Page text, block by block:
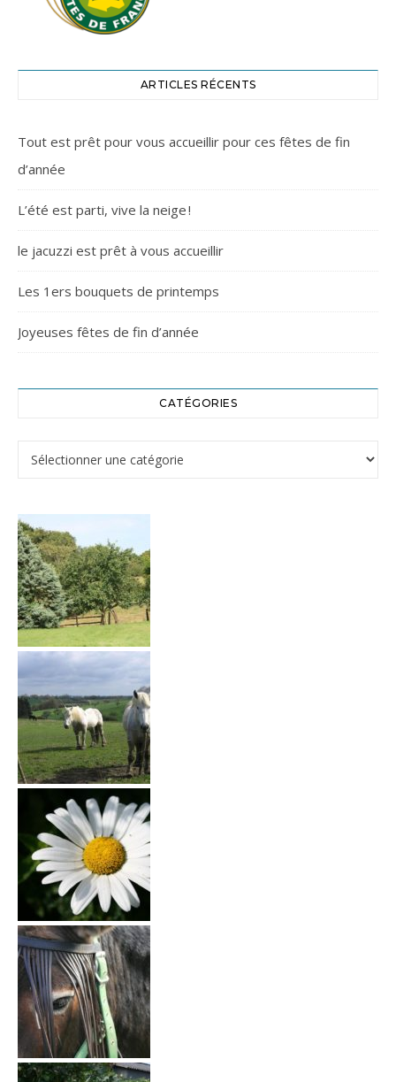
ARTICLES RÉCENTS
Tout est prêt pour vous accueillir pour ces fêtes de fin
d’année
L’été est parti, vive la neige !
le jacuzzi est prêt à vous accueillir
Les 1ers bouquets de printemps
Joyeuses fêtes de fin d’année
CATÉGORIES
Catégories